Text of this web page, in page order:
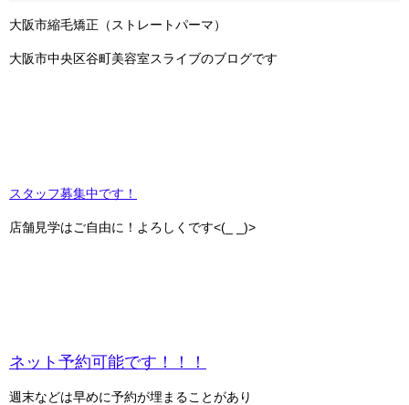
大阪市縮毛矯正（ストレートパーマ）
大阪市中央区谷町美容室スライブのブログです
スタッフ募集中です！
店舗見学はご自由に！よろしくです<(_ _)>
ネット予約可能です！！！
週末などは早めに予約が埋まることがあり